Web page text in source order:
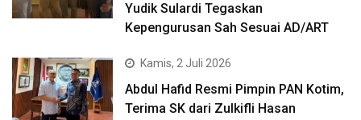
Yudik Sulardi Tegaskan
Kepengurusan Sah Sesuai AD/ART
Kamis, 2 Juli 2026
Abdul Hafid Resmi Pimpin PAN Kotim,
Terima SK dari Zulkifli Hasan